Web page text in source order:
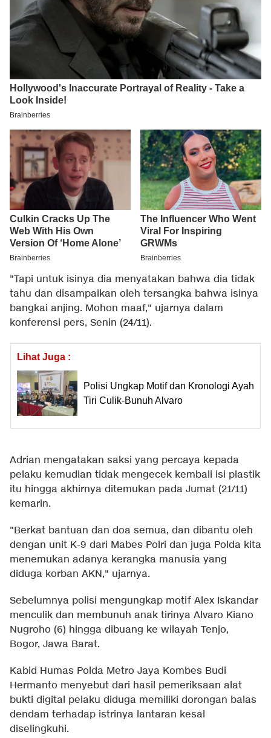
"Tapi untuk isinya dia menyatakan bahwa dia tidak
tahu dan disampaikan oleh tersangka bahwa isinya
bangkai anjing. Mohon maaf," ujarnya dalam
konferensi pers, Senin (24/11).
Lihat Juga :
Polisi Ungkap Motif dan Kronologi Ayah
Tiri Culik-Bunuh Alvaro
Adrian mengatakan saksi yang percaya kepada
pelaku kemudian tidak mengecek kembali isi plastik
itu hingga akhirnya ditemukan pada Jumat (21/11)
kemarin.
"Berkat bantuan dan doa semua, dan dibantu oleh
dengan unit K-9 dari Mabes Polri dan juga Polda kita
menemukan adanya kerangka manusia yang
diduga korban AKN," ujarnya.
Sebelumnya polisi mengungkap motif Alex Iskandar
menculik dan membunuh anak tirinya Alvaro Kiano
Nugroho (6) hingga dibuang ke wilayah Tenjo,
Bogor, Jawa Barat.
Kabid Humas Polda Metro Jaya Kombes Budi
Hermanto menyebut dari hasil pemeriksaan alat
bukti digital pelaku diduga memiliki dorongan balas
dendam terhadap istrinya lantaran kesal
diselingkuhi.